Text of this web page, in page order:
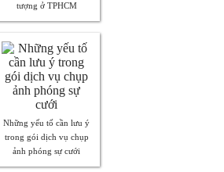
tượng ở TPHCM
Những yếu tố cần lưu ý
trong gói dịch vụ chụp
ảnh phóng sự cưới